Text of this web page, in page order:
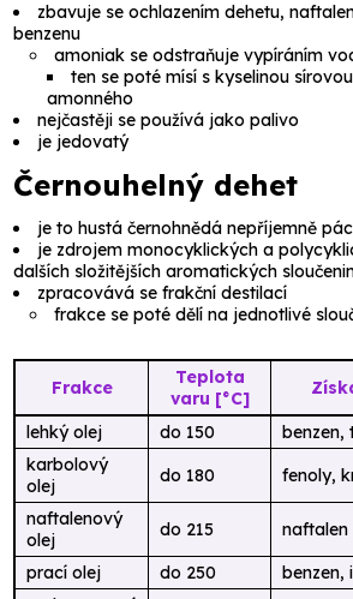
zbavuje se ochlazením dehetu,
benzenu
amoniak se odstraňuje vypíráním
ten se poté mísí s kyselinou sírovou
amonného
nejčastěji se používá jako palivo
je jedovatý
Černouhelný dehet
je to hustá černohnědá nepříjemně
je zdrojem monocyklických a
dalších složitějších aromatických
zpracovává sefrakční destilací
frakce se poté dělí na jednotlivé
Frakce
Teplota
varu [°C]
lehký olej do 150
benzen,
karbolový
olej
do 180
fenoly,
naftalenový
olej
do 215
naftalen
prací olej
do 250
benzen,